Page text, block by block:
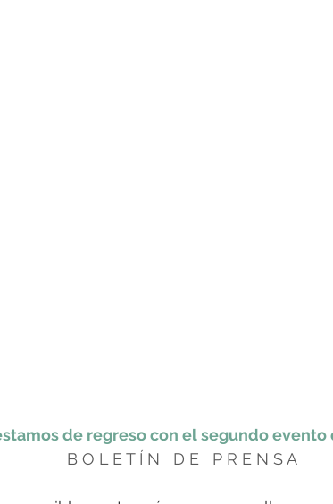
de regreso con el segundo evento
B O L E T Í N   D E   P R E N S A